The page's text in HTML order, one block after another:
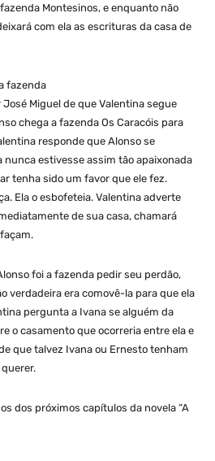
Montesinos, e enquanto não
com ela as escrituras da casa de
fazenda
Miguel de que Valentina segue
chega a fazenda Os Caracóis para
responde que Alonso se
nunca estivesse assim tão apaixonada
tenha sido um favor que ele fez.
Ela o esbofeteia. Valentina adverte
de sua casa, chamará
foi a fazenda pedir seu perdão,
verdadeira era comovê-la para que ela
pergunta a Ivana se alguém da
o casamento que ocorreria entre ela e
que talvez Ivana ou Ernesto tenham
dos próximos capítulos da novela “A